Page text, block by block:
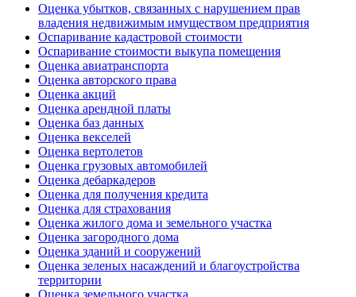
Оценка убытков, связанных с нарушением прав
владения недвижимым имуществом предприятия
Оспаривание кадастровой стоимости
Оспаривание стоимости выкупа помещения
Оценка авиатранспорта
Оценка авторского права
Оценка акций
Оценка арендной платы
Оценка баз данных
Оценка векселей
Оценка вертолетов
Оценка грузовых автомобилей
Оценка дебаркадеров
Оценка для получения кредита
Оценка для страхования
Оценка жилого дома и земельного участка
Оценка загородного дома
Оценка зданий и сооружений
Оценка зеленых насаждений и благоустройства
территории
Оценка земельного участка